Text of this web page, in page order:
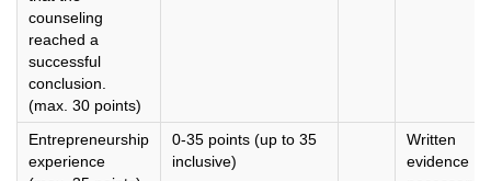
counseling
reached a
successful
conclusion.
(max. 30 points)
Entrepreneurship
experience
0-35 points (up to 35
inclusive)
Written
evidence